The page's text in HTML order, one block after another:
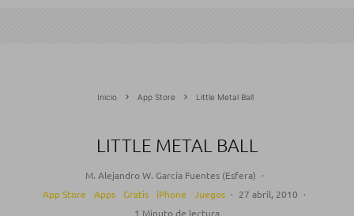
Inicio App Store Little Metal Ball
LITTLE METAL BALL
M. Alejandro W. García Fuentes (Esfera) ·
App Store
Apps Gratis iPhone Juegos · 27 abril, 2010 ·
1 Minuto de lectura